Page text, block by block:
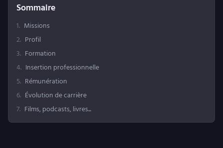
Sommaire
1. Missions
2. Profil
3. Formation
4. Insertion professionnelle
5. Rémunération
6. Évolution de carrière
7. Films, podcasts, livres...